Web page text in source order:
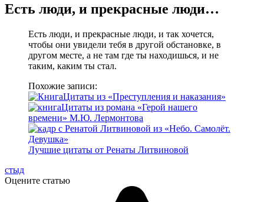
Есть люди, и прекрасные люди…
Есть люди, и прекрасные люди, и так хочется,
чтобы они увидели тебя в другой обстановке, в
другом месте, а не там где ты находишься, и не
таким, каким ты стал.
Похожие записи:
Цитаты из «Преступления и наказания»
Цитаты из романа «Герой нашего
времени» М.Ю. Лермонтова
Лучшие цитаты от Ренаты Литвиновой
стыд
Оцените статью